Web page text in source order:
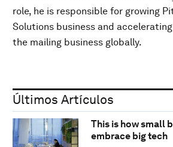
role, he is responsible for growing
Solutions business and
the mailing business globally.
Últimos Artículos
This is how small
embrace big tech